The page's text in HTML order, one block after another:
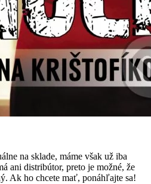
na sklade, máme však už iba
ani distribútor, preto je možné, že
Ak ho chcete mať, ponáhľajte sa!